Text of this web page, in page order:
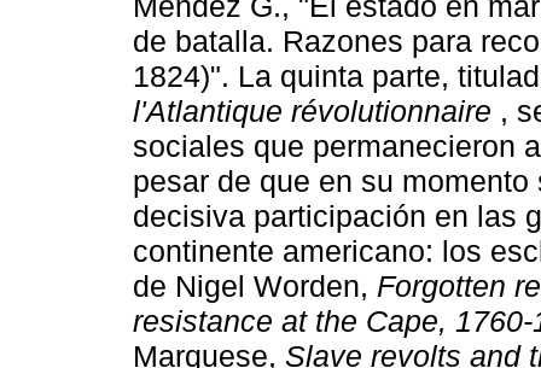
de batalla. Razones para
1824)". La quinta parte,
l'Atlantique révolutionnaire ,
sociales que permanecieron
pesar de que en su
decisiva participación en las
continente americano: los
de Nigel Worden, Forgotten
resistance at the Cape,
Marquese, Slave revolts and